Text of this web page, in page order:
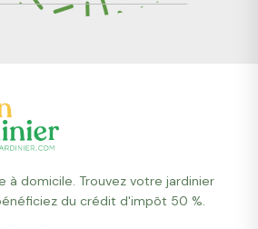
à domicile. Trouvez votre jardinier
du crédit d'impôt 50 %.